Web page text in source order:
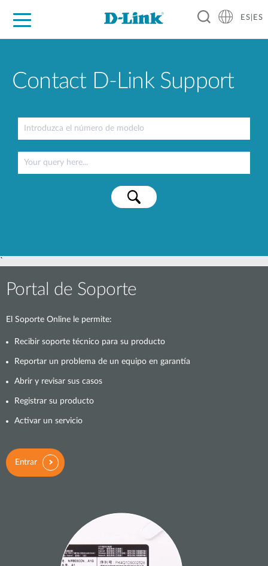
ES|ES
Contact D-Link Support
`
Portal de Soporte
El Soporte Online le permite:
Recibir soporte técnico para su producto
Reportar un problema de un equipo en garantía
Abrir y revisar sus casos
Registrar su producto
Activar un servicio
Entrar